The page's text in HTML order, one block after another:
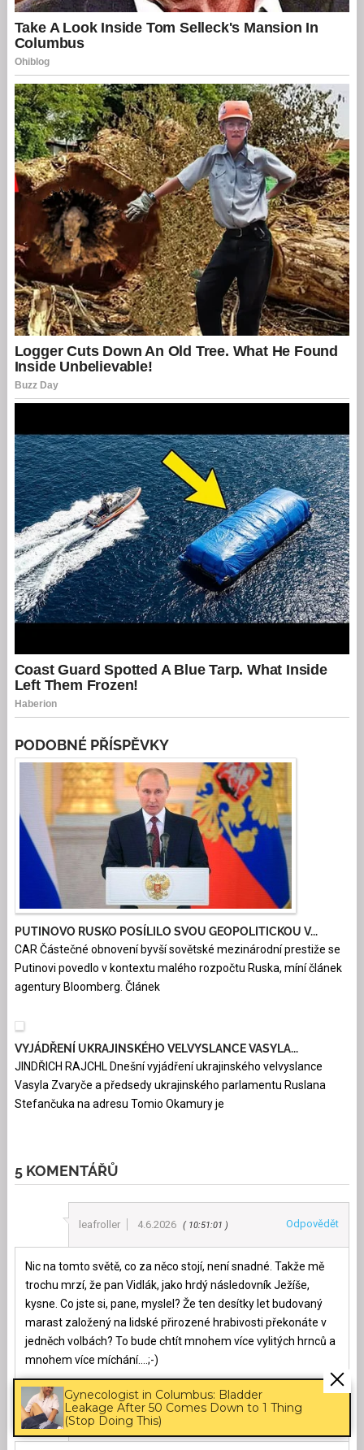
PODOBNÉ PŘÍSPĚVKY
PUTINOVO RUSKO POSÍLILO SVOU GEOPOLITICKOU V...
CAR Částečné obnovení byvší sovětské mezinárodní prestiže se
Putinovi povedlo v kontextu malého rozpočtu Ruska, míní článek
agentury Bloomberg. Článek
VYJÁDŘENÍ UKRAJINSKÉHO VELVYSLANCE VASYLA...
JINDŘICH RAJCHL Dnešní vyjádření ukrajinského velvyslance
Vasyla Zvaryče a předsedy ukrajinského parlamentu Ruslana
Stefančuka na adresu Tomio Okamury je
5 KOMENTÁŘŮ
leafroller 4.6.2026 10:51:01 Odpovědět
Nic na tomto světě, co za něco stojí, není snadné. Takže mě
trochu mrzí, že pan Vidlák, jako hrdý následovník Ježíše,
kysne. Co jste si, pane, myslel? Že ten desítky let budovaný
marast založený na lidské přirozené hrabivosti překonáte v
jedněch volbách? To bude chtít mnohem více vylitých hrnců a
mnohem více míchání….;-)
Mikelo 4.6.2026 Odpovědět
Gynecologist in Columbus: Bladder
Leakage After 50 Comes Down to 1 Thing
(Stop Doing This)